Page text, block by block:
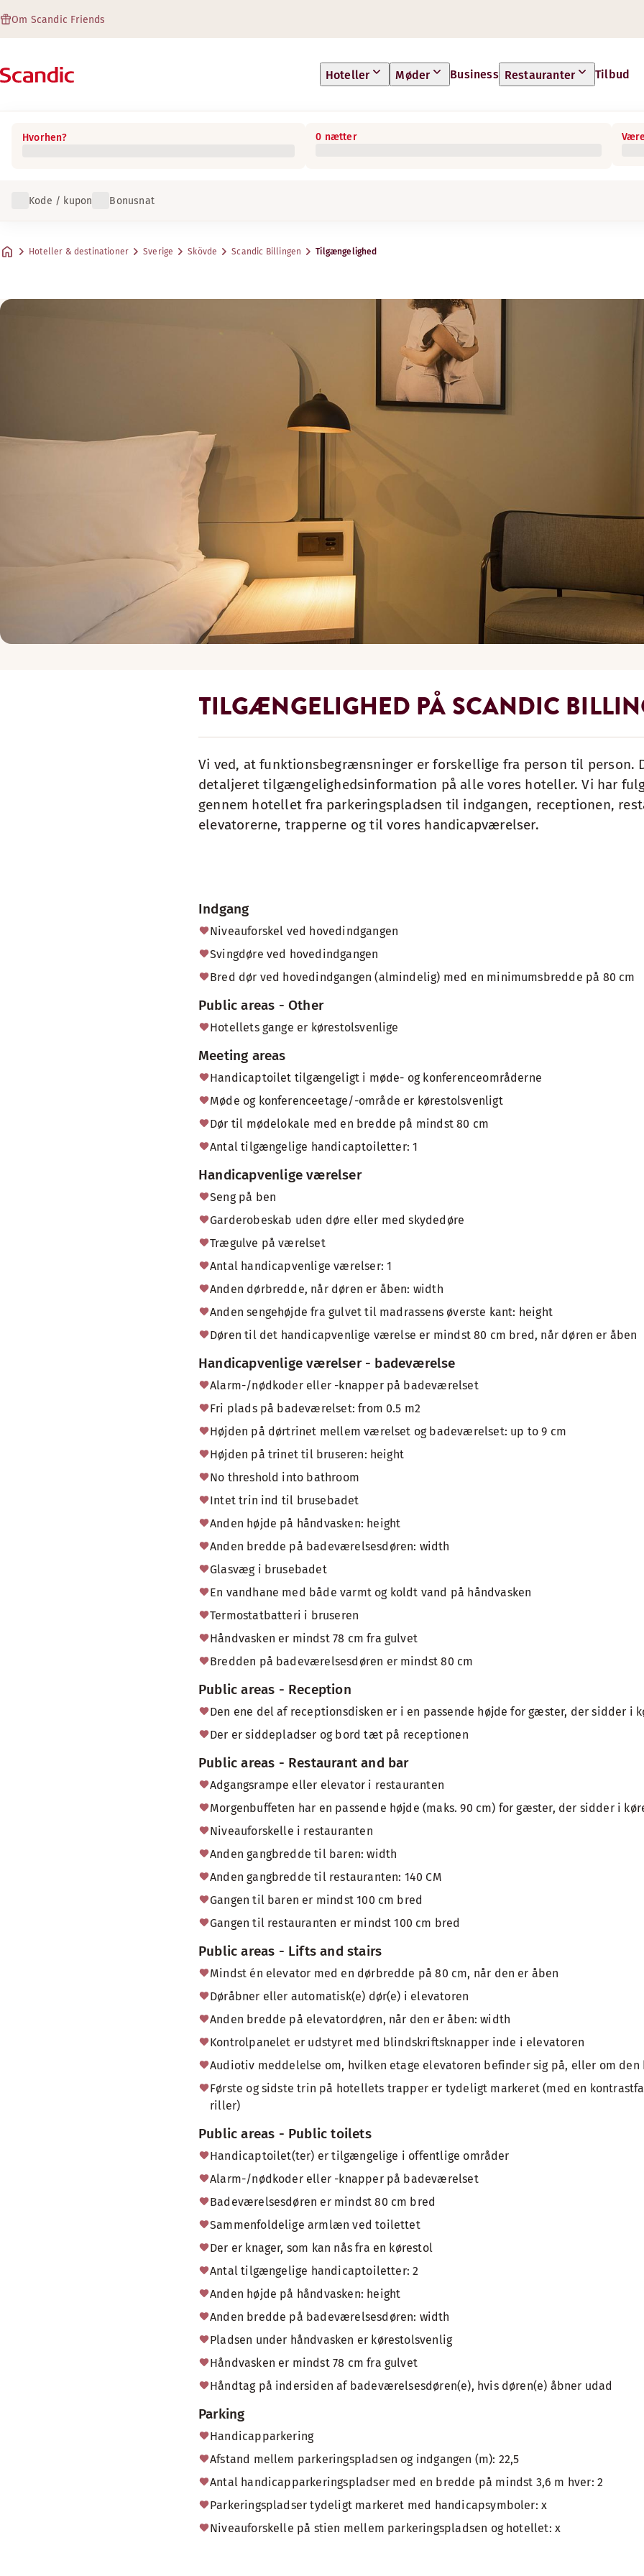
Om Scandic Friends
Hoteller Møder Business Restauranter Tilbud
Hvorhen? 0 nætter
Kode / kupon Bonusnat
Hoteller & destinationer Sverige Skövde Scandic Billingen Tilgængelighed
TILGÆNGELIGHED PÅ SCANDIC
Vi ved, at funktionsbegrænsninger er forskellige fra person til person.
detaljeret tilgængelighedsinformation på alle vores hoteller. Vi har
gennem hotellet fra parkeringspladsen til indgangen, receptionen,
elevatorerne, trapperne og til vores handicapværelser.
Indgang
Niveauforskel ved hovedindgangen
Svingdøre ved hovedindgangen
Bred dør ved hovedindgangen (almindelig) med en minimumsbredde på 80 cm
Public areas - Other
Hotellets gange er kørestolsvenlige
Meeting areas
Handicaptoilet tilgængeligt i møde- og konferenceområderne
Møde og konferenceetage/-område er kørestolsvenligt
Dør til mødelokale med en bredde på mindst 80 cm
Antal tilgængelige handicaptoiletter: 1
Handicapvenlige værelser
Seng på ben
Garderobeskab uden døre eller med skydedøre
Trægulve på værelset
Antal handicapvenlige værelser: 1
Anden dørbredde, når døren er åben: width
Anden sengehøjde fra gulvet til madrassens øverste kant: height
Døren til det handicapvenlige værelse er mindst 80 cm bred, når døren er åben
Handicapvenlige værelser - badeværelse
Alarm-/nødkoder eller -knapper på badeværelset
Fri plads på badeværelset: from 0.5 m2
Højden på dørtrinet mellem værelset og badeværelset: up to 9 cm
Højden på trinet til bruseren: height
No threshold into bathroom
Intet trin ind til brusebadet
Anden højde på håndvasken: height
Anden bredde på badeværelsesdøren: width
Glasvæg i brusebadet
En vandhane med både varmt og koldt vand på håndvasken
Termostatbatteri i bruseren
Håndvasken er mindst 78 cm fra gulvet
Bredden på badeværelsesdøren er mindst 80 cm
Public areas - Reception
Den ene del af receptionsdisken er i en passende højde for gæster, der sidder i
Der er siddepladser og bord tæt på receptionen
Public areas - Restaurant and bar
Adgangsrampe eller elevator i restauranten
Morgenbuffeten har en passende højde (maks. 90 cm) for gæster, der sidder i
Niveauforskelle i restauranten
Anden gangbredde til baren: width
Anden gangbredde til restauranten: 140 CM
Gangen til baren er mindst 100 cm bred
Gangen til restauranten er mindst 100 cm bred
Public areas - Lifts and stairs
Mindst én elevator med en dørbredde på 80 cm, når den er åben
Døråbner eller automatisk(e) dør(e) i elevatoren
Anden bredde på elevatordøren, når den er åben: width
Kontrolpanelet er udstyret med blindskriftsknapper inde i elevatoren
Audiotiv meddelelse om, hvilken etage elevatoren befinder sig på, eller om den
Første og sidste trin på hotellets trapper er tydeligt markeret (med en
riller)
Public areas - Public toilets
Handicaptoilet(ter) er tilgængelige i offentlige områder
Alarm-/nødkoder eller -knapper på badeværelset
Badeværelsesdøren er mindst 80 cm bred
Sammenfoldelige armlæn ved toilettet
Der er knager, som kan nås fra en kørestol
Antal tilgængelige handicaptoiletter: 2
Anden højde på håndvasken: height
Anden bredde på badeværelsesdøren: width
Pladsen under håndvasken er kørestolsvenlig
Håndvasken er mindst 78 cm fra gulvet
Håndtag på indersiden af badeværelsesdøren(e), hvis døren(e) åbner udad
Parking
Handicapparkering
Afstand mellem parkeringspladsen og indgangen (m): 22,5
Antal handicapparkeringspladser med en bredde på mindst 3,6 m hver: 2
Parkeringspladser tydeligt markeret med handicapsymboler: x
Niveauforskelle på stien mellem parkeringspladsen og hotellet: x